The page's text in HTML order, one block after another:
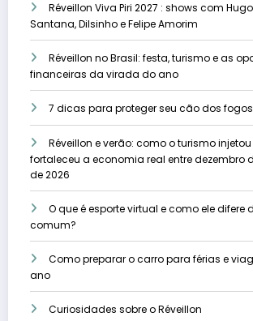
Réveillon Viva Piri 2027 : shows com
Santana, Dilsinho e Felipe Amorim
Réveillon no Brasil: festa, turismo e as
financeiras da virada do ano
7 dicas para proteger seu cão dos
Réveillon e verão: como o turismo injetou
fortaleceu a economia real entre dezembro
de 2026
O que é esporte virtual e como ele difere
comum?
Como preparar o carro para férias e
ano
Curiosidades sobre o Réveillon